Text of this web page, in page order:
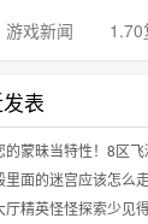
游戏新闻 1.70
表
的蒙昧当特性！8区飞
里面的迷宫应该怎么